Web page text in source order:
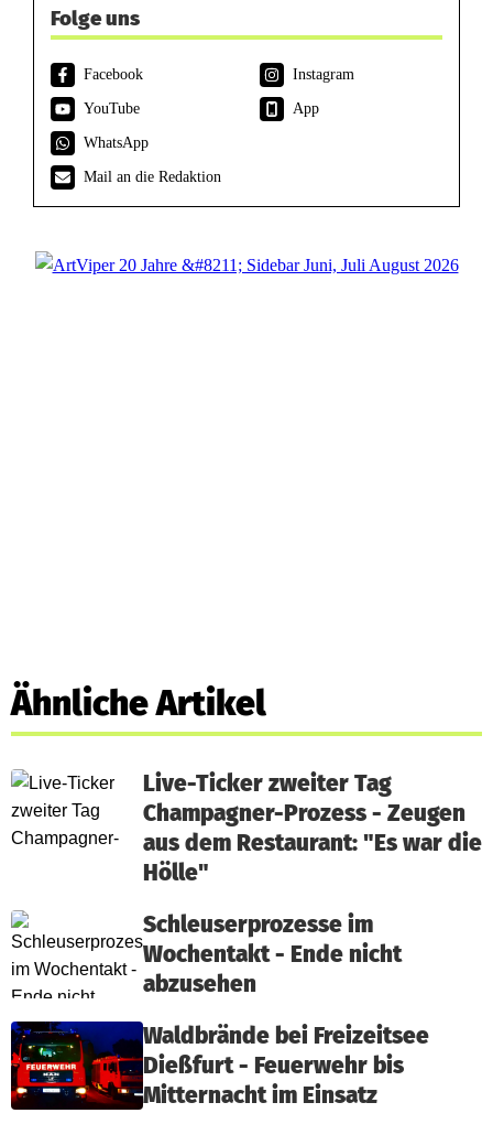
Folge uns
Facebook
Instagram
YouTube
App
WhatsApp
Mail an die Redaktion
Ähnliche Artikel
Live-Ticker zweiter Tag
Champagner-Prozess - Zeugen
aus dem Restaurant: "Es war die
Hölle"
Schleuserprozesse im
Wochentakt - Ende nicht
abzusehen
Waldbrände bei Freizeitsee
Dießfurt - Feuerwehr bis
Mitternacht im Einsatz